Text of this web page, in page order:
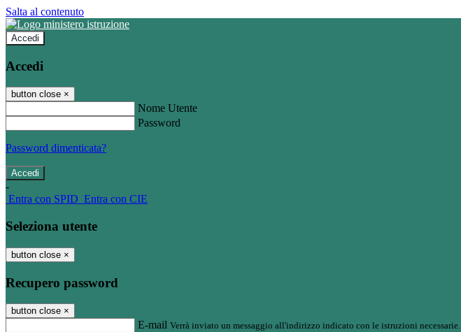
Salta al contenuto
Accedi
Accedi
button close ×
Nome Utente
Password
Password dimenticata?
-
Entra con SPID Entra con CIE
Seleziona utente
button close ×
Recupero password
button close ×
E-mail Verrà inviato un messaggio all'indirizzo indicato con le istruzioni necessarie.